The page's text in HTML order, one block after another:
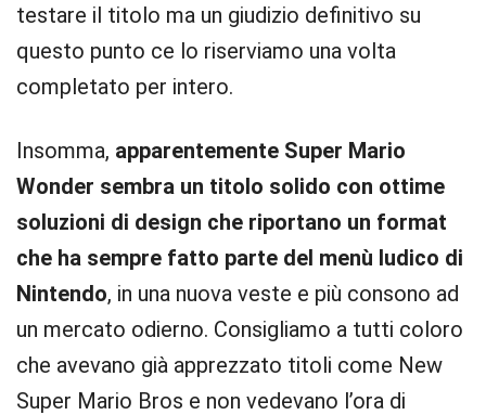
testare il titolo ma un giudizio definitivo su
questo punto ce lo riserviamo una volta
completato per intero.
Insomma, apparentemente Super Mario
Wonder sembra un titolo solido con ottime
soluzioni di design che riportano un format
che ha sempre fatto parte del menù ludico di
Nintendo, in una nuova veste e più consono ad
un mercato odierno. Consigliamo a tutti coloro
che avevano già apprezzato titoli come New
Super Mario Bros e non vedevano l’ora di